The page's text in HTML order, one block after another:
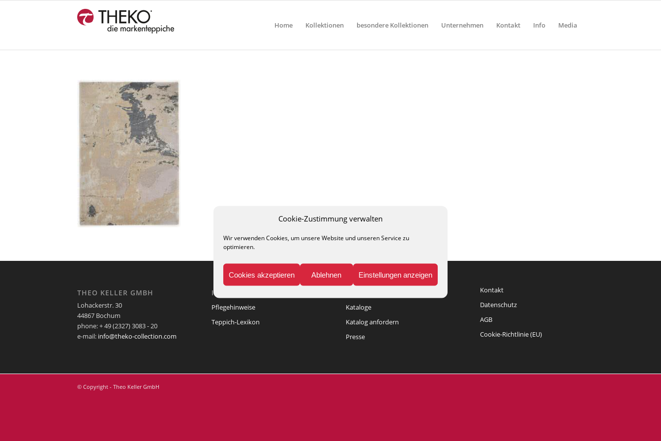
Cookie-Zustimmung verwalten
Wir verwenden Cookies, um unsere Website und unseren Service zu
optimieren.
Cookies akzeptieren Ablehnen Einstellungen anzeigen
Home Kollektionen besondere Kollektionen Unternehmen Kontakt Info Media
THEO KELLER GMBH
Lohackerstr. 30
44867 Bochum
phone: + 49 (2327) 3083 - 20
e-mail: info@theko-collection.com
INFO
Pflegehinweise
Teppich-Lexikon
Kataloge
Katalog anfordern
Presse
Kontakt
Datenschutz
AGB
Cookie-Richtlinie (EU)
© Copyright - Theo Keller GmbH